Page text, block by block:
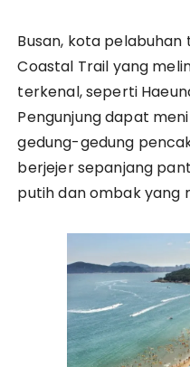
Busan, kota
Coastal Trail yang
terkenal, seperti
Pengunjung dapat
gedung-gedung
berjejer sepanjang
putih dan ombak yang